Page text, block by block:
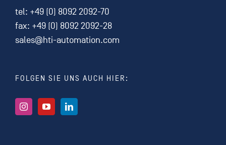
tel: +49 (0) 8092 2092-70
fax: +49 (0) 8092 2092-28
sales@hti-automation.com
FOLGEN SIE UNS AUCH HIER: